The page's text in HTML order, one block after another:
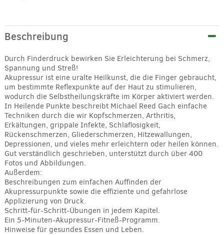
Beschreibung
Durch Finderdruck bewirken Sie Erleichterung bei Schmerz,
Spannung und Streß!
Akupressur ist eine uralte Heilkunst, die die Finger gebraucht,
um bestimmte Reflexpunkte auf der Haut zu stimulieren,
wodurch die Selbstheilungskräfte im Körper aktiviert werden.
In Heilende Punkte beschreibt Michael Reed Gach einfache
Techniken durch die wir Kopfschmerzen, Arthritis,
Erkältungen, grippale Infekte, Schlaflosigkeit,
Rückenschmerzen, Gliederschmerzen, Hitzewallungen,
Depressionen, und vieles mehr erleichtern oder heilen können.
Gut verständlich geschrieben, unterstützt durch über 400
Fotos und Abbildungen.
Außerdem:
Beschreibungen zum einfachen Auffinden der
Akupressurpunkte sowie die effiziente und gefahrlose
Applizierung von Druck.
Schritt-für-Schritt-Übungen in jedem Kapitel.
Ein 5-Minuten-Akupressur-Fitneß-Programm.
Hinweise für gesundes Essen und Leben.